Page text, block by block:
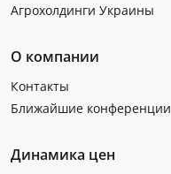
Агрохолдинги Украины
О компании
Контакты
Ближайшие конференции
Динамика цен